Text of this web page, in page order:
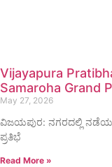
Vijayapura
Samaroha Grand
May 27, 2026
ವಿಜಯಪುರ: ನಗರದಲ್ಲಿ
ಪ್ರತಿಭೆ
Read More »